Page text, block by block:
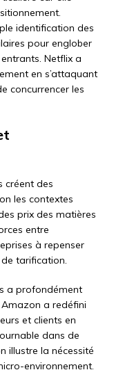
identification des
pour englober
Netflix a
en s’attaquant
concurrencer les
créent des
les contextes
prix des matières
entre
à repenser
tarification.
a profondément
a redéfini
et clients en
dans de
illustre la nécessité
environnement.